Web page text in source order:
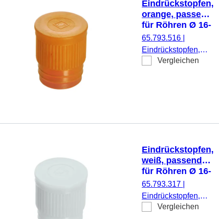
Eindrückstopfen,
orange, passend
für Röhren Ø 16-
17 mm
65.793.516
Eindrückstopfen,
orange, passend für
Vergleichen
Eindrückstopfen,
weiß, passend
für Röhren Ø 16-
17 mm
65.793.317
Eindrückstopfen,
weiß, passend für
Vergleichen